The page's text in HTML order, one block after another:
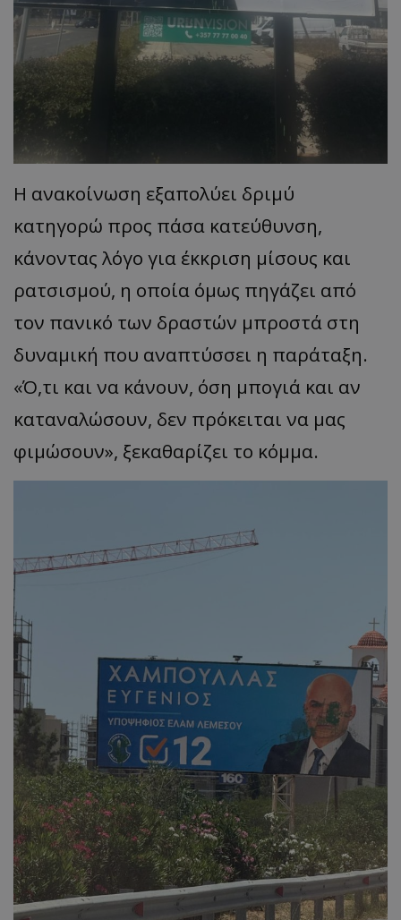
​Η ανακοίνωση εξαπολύει δριμύ
κατηγορώ προς πάσα κατεύθυνση,
κάνοντας λόγο για έκκριση μίσους και
ρατσισμού, η οποία όμως πηγάζει από
τον πανικό των δραστών μπροστά στη
δυναμική που αναπτύσσει η παράταξη.
«Ό,τι και να κάνουν, όση μπογιά και αν
καταναλώσουν, δεν πρόκειται να μας
φιμώσουν», ξεκαθαρίζει το κόμμα.